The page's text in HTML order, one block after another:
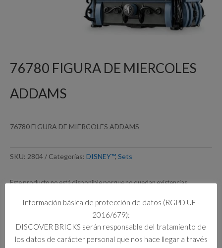
76780 FIGURA DE MIERCOLES
ADDAMS
76780 FIGURA DE MIERCOLES ADDAMS
SKU: 2804 Categorías: DISNEY™, Sets
Este producto no está disponible porque no quedan existencias.
Información adicional
Información básica de protección de datos (RGPD UE -
2016/679):
DISCOVER BRICKS serán responsable del tratamiento de
los datos de carácter personal que nos hace llegar a través